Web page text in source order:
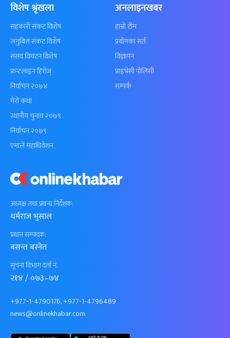
अध्यक्ष तथा प्रबन्ध निर्देशक:
धर्मराज भुसाल
प्रधान सम्पादक:
बसन्त बस्नेत
सूचना विभाग दर्ता नं.
२१४ / ०७३–७४
+977-1-4790176, +977-1-4796489
news@onlinekhabar.com
विशेष श्रृंखला
सहकारी संकट विशेष
लगुबित्त संकट विशेष
संसद विघटन विशेष
फ्रन्टलाइन हिरोज्
निर्वाचन २०७४
मेरो कथा
स्थानीय चुनाव २०७९
निर्वाचन २०७९
एमाले महाधिवेशन
अनलाइनखबर
हाम्रो टीम
प्रयोगका सर्त
विज्ञापन
प्राइभेसी पोलिसी
सम्पर्क